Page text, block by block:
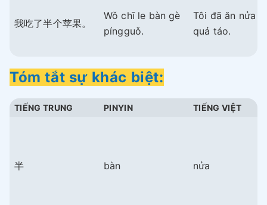
我吃了半个苹果。
Wǒ chī le bàn gè
píngguǒ.
Tôi đã ăn nửa
quả táo.
Tóm tắt sự khác biệt:
TIẾNG TRUNG PINYIN TIẾNG VIỆT
半 bàn nửa